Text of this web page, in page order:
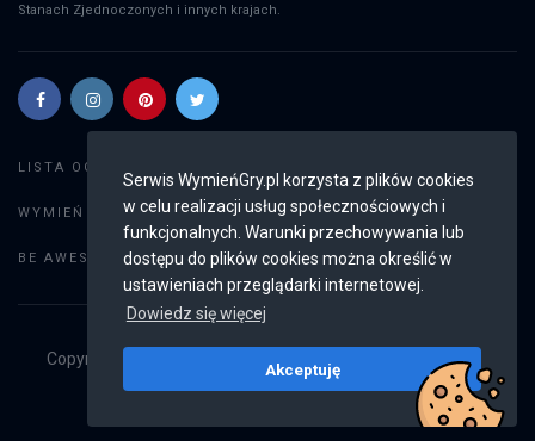
Serwis WymieńGry.pl korzysta z plików cookies
w celu realizacji usług społecznościowych i
funkcjonalnych. Warunki przechowywania lub
dostępu do plików cookies można określić w
ustawieniach przeglądarki internetowej.
Dowiedz się więcej
Akceptuję
Stanach Zjednoczonych i innych krajach.
LISTA OGŁOSZEŃ:
WYMIEŃ GRY: Dodaj ogłoszenie
BE AWESOME: Weryfikacja konta
Copyright © 2019 - 2026
Wszystkie prawa
v2.8.4